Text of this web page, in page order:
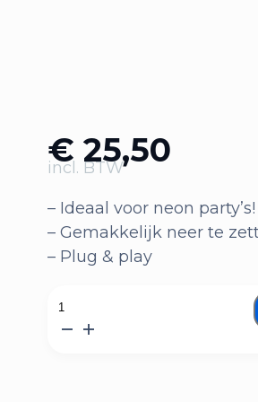
€ 25,50
incl. BTW
– Ideaal voor neon party’s!
– Gemakkelijk neer te
– Plug & play
Blacklight
bar